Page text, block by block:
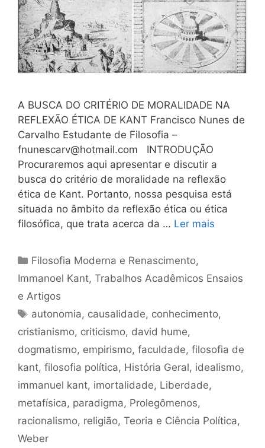
A BUSCA DO CRITÉRIO DE MORALIDADE NA
REFLEXÃO ÉTICA DE KANT Francisco Nunes de
Carvalho Estudante de Filosofia –
fnunescarv@hotmail.com INTRODUÇÃO
Procuraremos aqui apresentar e discutir a
busca do critério de moralidade na reflexão
ética de Kant. Portanto, nossa pesquisa está
situada no âmbito da reflexão ética ou ética
filosófica, que trata acerca da … Ler mais
Categorias
Filosofia Moderna e Renascimento,
Immanoel Kant, Trabalhos Acadêmicos Ensaios
e Artigos
Tags
autonomia, causalidade, conhecimento,
cristianismo, criticismo, david hume,
dogmatismo, empirismo, faculdade, filosofia de
kant, filosofia política, História Geral, idealismo,
immanuel kant, imortalidade, Liberdade,
metafísica, paradigma, Prolegômenos,
racionalismo, religião, Teoria e Ciência Política,
Weber